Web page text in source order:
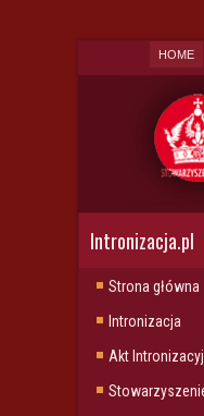
HOME
Intronizacja.pl
Strona główna
Intronizacja
Akt